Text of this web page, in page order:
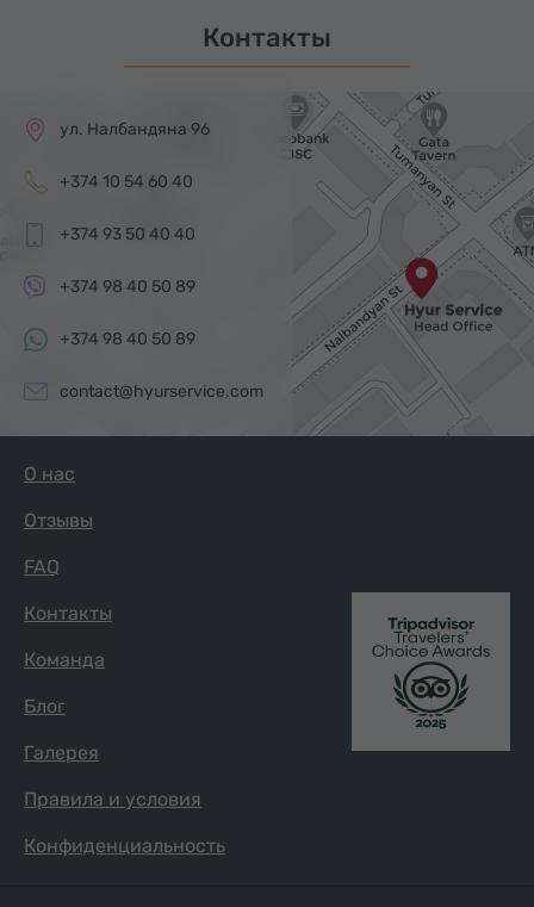
Контакты
ул. Налбандяна 96
+374 10 54 60 40
+374 93 50 40 40
+374 98 40 50 89
+374 98 40 50 89
contact@hyurservice.com
О нас
Отзывы
FAQ
Контакты
Команда
Блог
Галерея
Правила и условия
Конфиденциальность